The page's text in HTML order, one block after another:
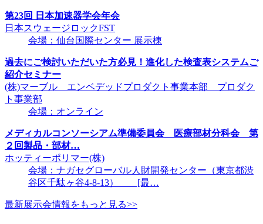
第23回 日本加速器学会年会
日本スウェージロックFST
会場：仙台国際センター 展示棟
過去にご検討いただいた方必見！進化した検査表システムご
紹介セミナー
(株)マーブル エンベデッドプロダクト事業本部 プロダク
ト事業部
会場：オンライン
メディカルコンソーシアム準備委員会 医療部材分科会 第
２回製品・部材…
ホッティーポリマー(株)
会場：ナガセグローバル人財開発センター（東京都渋
谷区千駄ヶ谷4-8-13） [最…
最新展示会情報をもっと見る>>